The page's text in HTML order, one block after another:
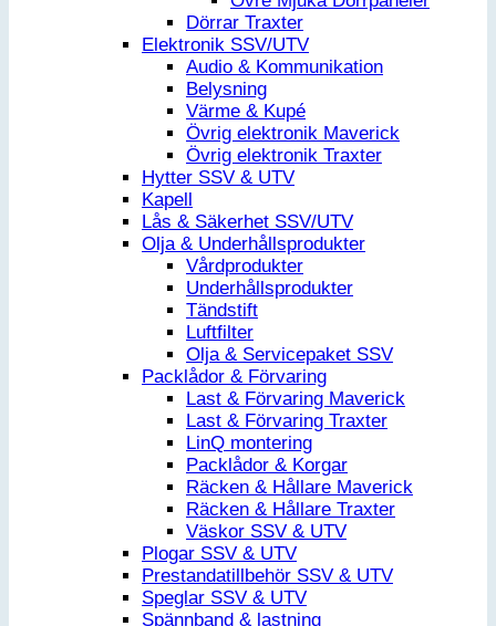
Dörrar Traxter
Elektronik SSV/UTV
Audio & Kommunikation
Belysning
Värme & Kupé
Övrig elektronik Maverick
Övrig elektronik Traxter
Hytter SSV & UTV
Kapell
Lås & Säkerhet SSV/UTV
Olja & Underhållsprodukter
Vårdprodukter
Underhållsprodukter
Tändstift
Luftfilter
Olja & Servicepaket SSV
Packlådor & Förvaring
Last & Förvaring Maverick
Last & Förvaring Traxter
LinQ montering
Packlådor & Korgar
Räcken & Hållare Maverick
Räcken & Hållare Traxter
Väskor SSV & UTV
Plogar SSV & UTV
Prestandatillbehör SSV & UTV
Speglar SSV & UTV
Spännband & lastning